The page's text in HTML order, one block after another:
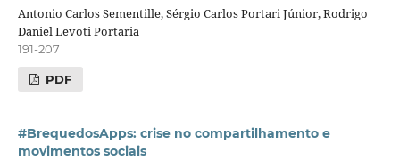
Antonio Carlos Sementille, Sérgio Carlos Portari Júnior, Rodrigo
Daniel Levoti Portaria
191-207
PDF
#BrequedosApps: crise no compartilhamento e
movimentos sociais